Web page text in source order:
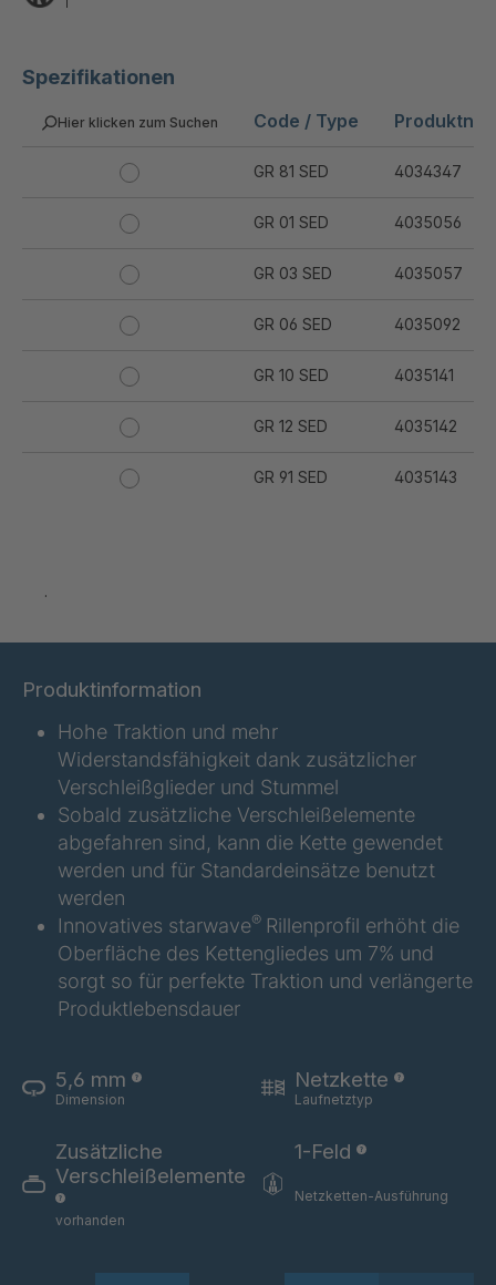
Spezifikationen
Hier klicken zum Suchen Code / Type
GR 81 SED 4034347
GR 01 SED 4035056
GR 03 SED 4035057
GR 06 SED 4035092
GR 10 SED 4035141
GR 12 SED 4035142
GR 91 SED 4035143
04925
GR 79 5 SED
GR 154 7 SED
GR-SED
24275
4040995
GR-SED 29471 4041859
GR 87 SED
GR-SED
29863
4041978
GR-SED 31631 4042294
.
Produktinformation
Hohe Traktion und mehr
Widerstandsfähigkeit dank zusätzlicher
Verschleißglieder und Stummel
Sobald zusätzliche Verschleißelemente
abgefahren sind, kann die Kette gewendet
werden und für Standardeinsätze benutzt
werden
Innovatives starwave® Rillenprofil erhöht die
Oberfläche des Kettengliedes um 7% und
sorgt so für perfekte Traktion und verlängerte
Produktlebensdauer
5,6 mm
Dimension
Netzkette
Laufnetztyp
Zusätzliche
Verschleißelemente
vorhanden
1-Feld
Netzketten-Ausführung